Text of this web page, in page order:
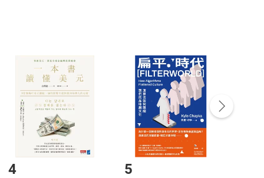
點選「瀏覽訂單明細」 「申請取消訂單/退
貨。
付款方式
Payment
完成訂單
Complete
號，下載書籍後看書
4 5